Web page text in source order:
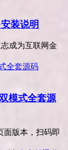
装说明
成为互联网金
模式全套源
面版本，扫码即